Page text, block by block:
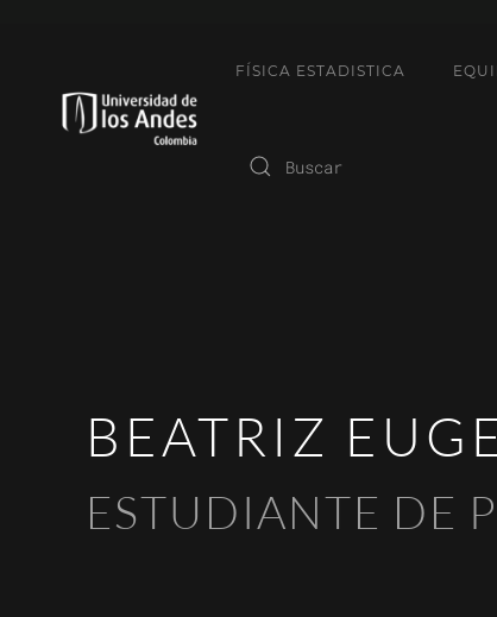
FÍSICA ESTADISTICA
BEATRIZ
ESTUDIANTE DE